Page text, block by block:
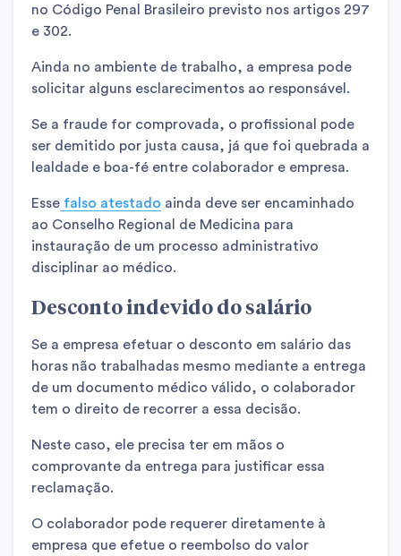
no Código Penal Brasileiro previsto nos artigos 297
e 302.
Ainda no ambiente de trabalho, a empresa pode
solicitar alguns esclarecimentos ao responsável.
Se a fraude for comprovada, o profissional pode
ser demitido por justa causa, já que foi quebrada a
lealdade e boa-fé entre colaborador e empresa.
Esse falso atestado ainda deve ser encaminhado
ao Conselho Regional de Medicina para
instauração de um processo administrativo
disciplinar ao médico.
Desconto indevido do salário
Se a empresa efetuar o desconto em salário das
horas não trabalhadas mesmo mediante a entrega
de um documento médico válido, o colaborador
tem o direito de recorrer a essa decisão.
Neste caso, ele precisa ter em mãos o
comprovante da entrega para justificar essa
reclamação.
O colaborador pode requerer diretamente à
empresa que efetue o reembolso do valor